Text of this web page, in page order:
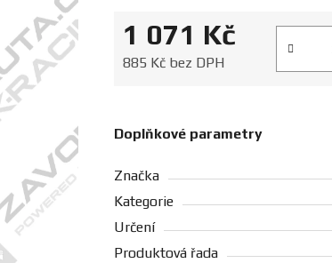
1 071 Kč
885 Kč bez DPH
Doplňkové parametry
Značka
Kategorie
Určení
Produktová řada